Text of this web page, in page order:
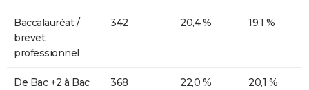
Baccalauréat /
brevet
professionnel
342 20,4 % 19,1 %
De Bac +2 à Bac
368 22,0 % 20,1 %